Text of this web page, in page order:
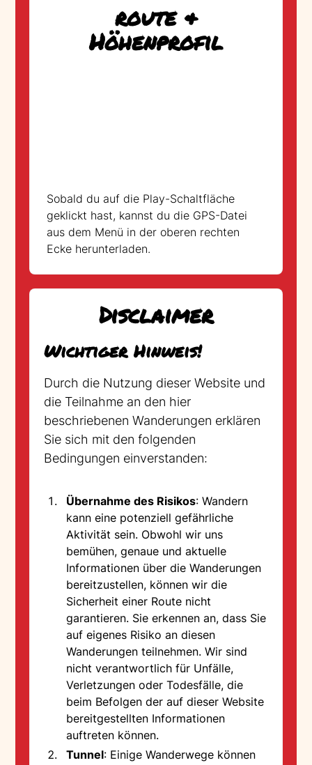
route &
Höhenprofil
Sobald du auf die Play-Schaltfläche
geklickt hast, kannst du die GPS-Datei
aus dem Menü in der oberen rechten
Ecke herunterladen.
Disclaimer
Wichtiger Hinweis!
Durch die Nutzung dieser Website und
die Teilnahme an den hier
beschriebenen Wanderungen erklären
Sie sich mit den folgenden
Bedingungen einverstanden:
Übernahme des Risikos: Wandern
kann eine potenziell gefährliche
Aktivität sein. Obwohl wir uns
bemühen, genaue und aktuelle
Informationen über die Wanderungen
bereitzustellen, können wir die
Sicherheit einer Route nicht
garantieren. Sie erkennen an, dass Sie
auf eigenes Risiko an diesen
Wanderungen teilnehmen. Wir sind
nicht verantwortlich für Unfälle,
Verletzungen oder Todesfälle, die
beim Befolgen der auf dieser Website
bereitgestellten Informationen
auftreten können.
Tunnel: Einige Wanderwege können